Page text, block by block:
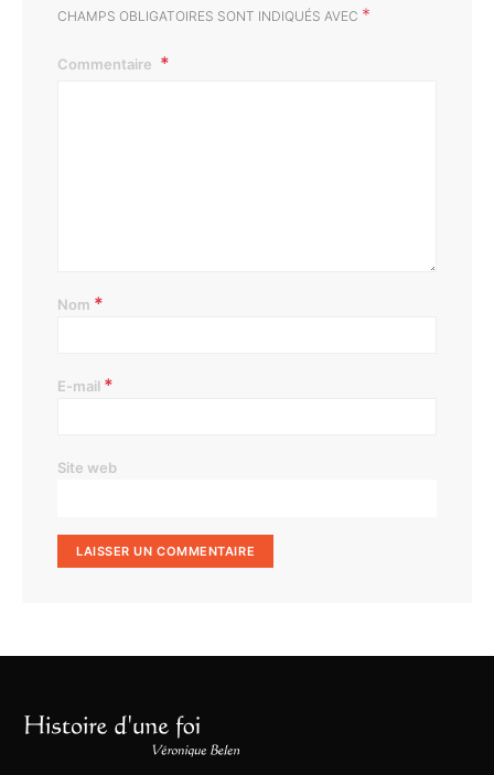
CHAMPS OBLIGATOIRES SONT INDIQUÉS AVEC *
Commentaire
Nom *
E-mail *
Site web